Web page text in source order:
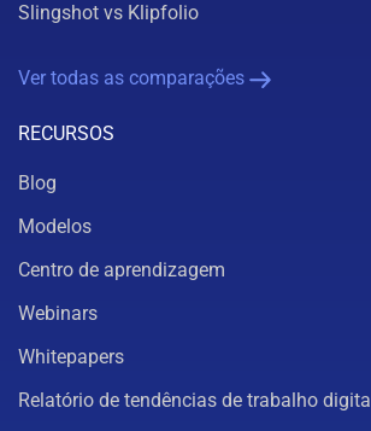
Slingshot vs Klipfolio
Ver todas as comparações
RECURSOS
Blog
Modelos
Centro de aprendizagem
Webinars
Whitepapers
Relatório de tendências de trabalho digital